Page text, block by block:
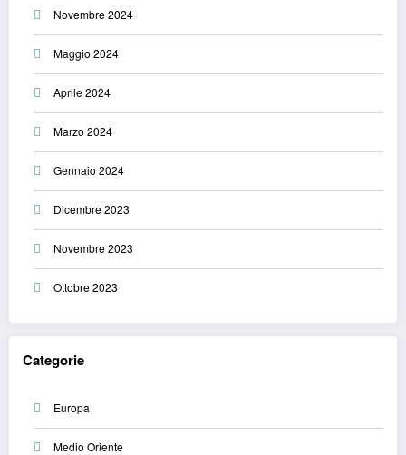
Novembre 2024
Maggio 2024
Aprile 2024
Marzo 2024
Gennaio 2024
Dicembre 2023
Novembre 2023
Ottobre 2023
Categorie
Europa
Medio Oriente